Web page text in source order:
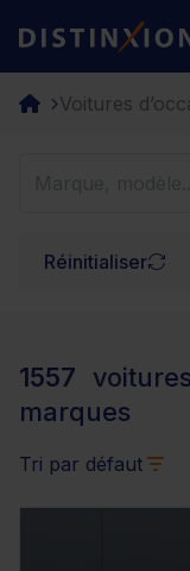
Voitures
Réinitialiser
1557
marques
Tri par défaut